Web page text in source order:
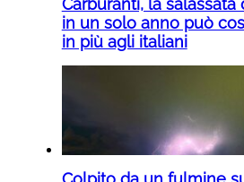
in un solo anno può
in più agli italiani